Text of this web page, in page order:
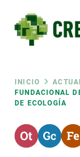
contenido
principal
Ruta
de
INICIO
FUNDACIONAL
DE ECOLOGÍA
RRSS